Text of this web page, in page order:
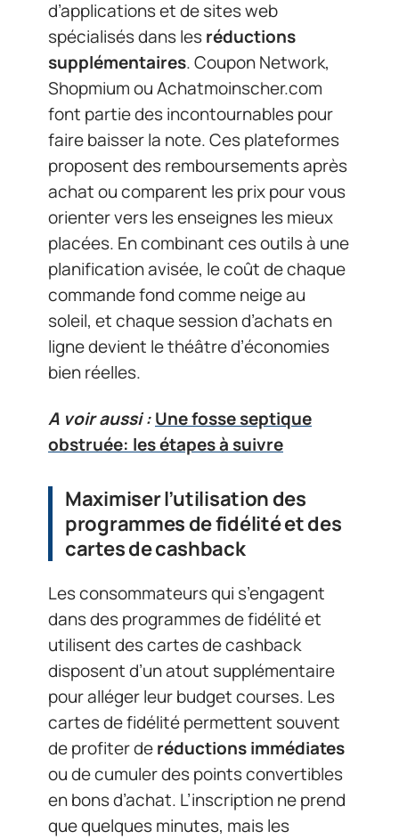
d’applications et de sites web
spécialisés dans lesréductions
supplémentaires. Coupon Network,
Shopmium ou Achatmoinscher.com
font partie des incontournables pour
faire baisser la note. Ces plateformes
proposent des remboursements après
achat ou comparent les prix pour vous
orienter vers les enseignes les mieux
placées. En combinant ces outils à une
planification avisée, le coût de chaque
commande fond comme neige au
soleil, et chaque session d’achats en
ligne devient le théâtre d’économies
bien réelles.
A voir aussi :Une fosse septique
obstruée: les étapes à suivre
Maximiser l’utilisation des
programmes de fidélité et des
cartes de cashback
Les consommateurs qui s’engagent
dans des programmes de fidélité et
utilisent des cartes de cashback
disposent d’un atout supplémentaire
pour alléger leur budget courses. Les
cartes de fidélité permettent souvent
de profiter deréductions immédiates
ou de cumuler des points convertibles
en bons d’achat. L’inscription ne prend
que quelques minutes, mais les